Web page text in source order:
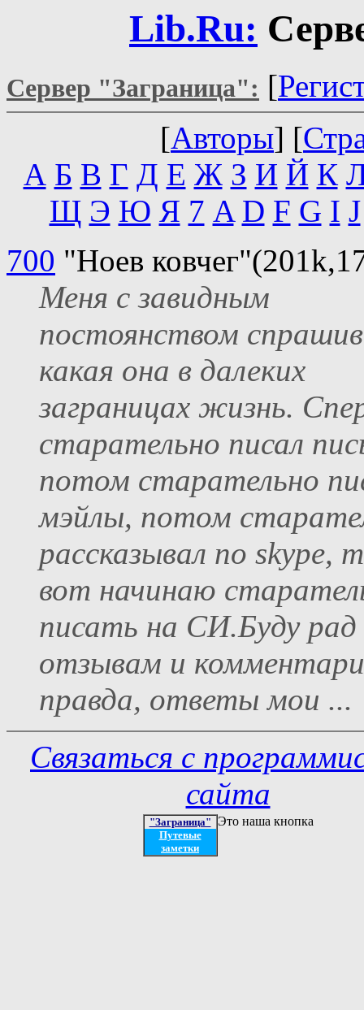
Lib.Ru:
Сервер "Заграница": [
[Авторы] [
А Б В Г Д Е Ж З И Й К
Щ Э Ю Я 7 A D F G I J
700 "Ноев
Меня с завидным
постоянством
какая она в далеких
заграницах жизнь.
старательно писал
потом старательно
мэйлы, потом
рассказывал по skype,
вот начинаю
писать на СИ.Буду рад
отзывам и
правда, ответы мои ...
Связаться с
сайта
"Заграница"
Путевые
заметки
Это наша кнопка